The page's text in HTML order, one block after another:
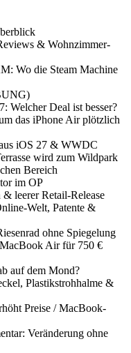
& Wohnzimmer-
Wo die Steam Machine
Welcher Deal ist besser?
das iPhone Air plötzlich
iOS 27 & WWDC
wird zum Wildpark
Bereich
im OP
leerer Retail-Release
Welt, Patente &
ohne Spiegelung
Air für 750 €
auf dem Mond?
Plastikstrohhalme &
Preise / MacBook-
Veränderung ohne